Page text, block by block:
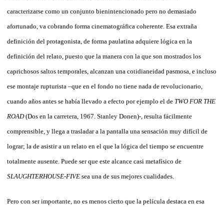
caracterizarse como un conjunto bienintencionado pero no demasiado
afortunado, va cobrando forma cinematográfica coherente. Esa extraña
definición del protagonista, de forma paulatina adquiere lógica en la
definición del relato, puesto que la manera con la que son mostrados los
caprichosos saltos temporales, alcanzan una cotidianeidad pasmosa, e incluso
ese montaje rupturista –que en el fondo no tiene nada de revolucionario,
cuando años antes se había llevado a efecto por ejemplo el de TWO FOR THE
ROAD(Dos en la carretera, 1967. Stanley Donen)-, resulta fácilmente
comprensible, y llega a trasladar a la pantalla una sensación muy difícil de
lograr; la de asistir a un relato en el que la lógica del tiempo se encuentre
totalmente ausente. Puede ser que este alcance casi metafísico de
SLAUGHTERHOUSE-FIVE sea una de sus mejores cualidades.
Pero con ser importante, no es menos cierto que la película destaca en esa